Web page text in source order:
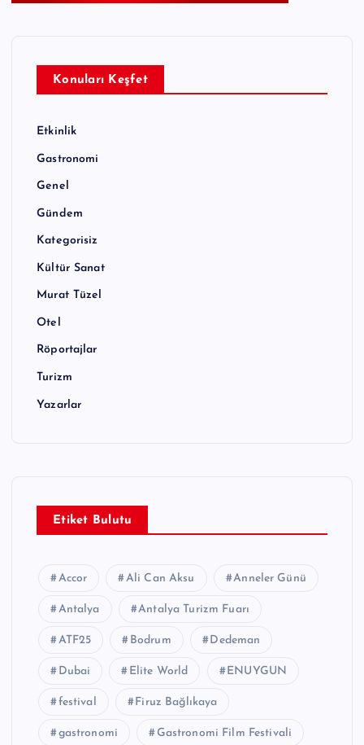
Konuları Keşfet
Etkinlik
Gastronomi
Genel
Gündem
Kategorisiz
Kültür Sanat
Murat Tüzel
Otel
Röportajlar
Turizm
Yazarlar
Etiket Bulutu
Accor Ali Can Aksu Anneler Günü
Antalya Antalya Turizm Fuarı
ATF25 Bodrum Dedeman
Dubai Elite World ENUYGUN
festival Firuz Bağlıkaya
gastronomi Gastronomi Film Festivali